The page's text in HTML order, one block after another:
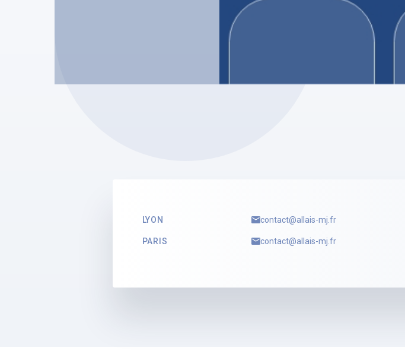
LYON contact@allais-mj.fr
PARIS contact@allais-mj.fr